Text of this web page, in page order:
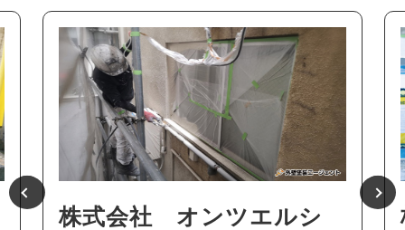
株式会社 オンツエルシ